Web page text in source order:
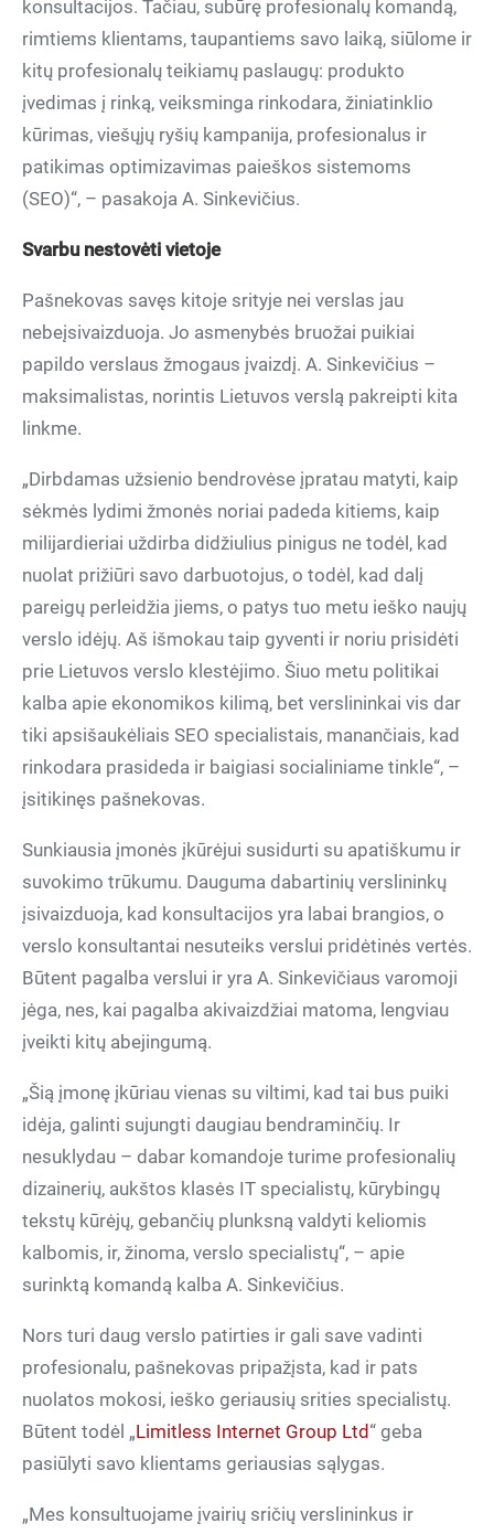
konsultacijos. Tačiau, subūrę profesionalų komandą,
rimtiems klientams, taupantiems savo laiką, siūlome ir
kitų profesionalų teikiamų paslaugų: produkto
įvedimas į rinką, veiksminga rinkodara, žiniatinklio
kūrimas, viešųjų ryšių kampanija, profesionalus ir
patikimas optimizavimas paieškos sistemoms
(SEO)“, – pasakoja A. Sinkevičius.
Svarbu nestovėti vietoje
Pašnekovas savęs kitoje srityje nei verslas jau
nebeįsivaizduoja. Jo asmenybės bruožai puikiai
papildo verslaus žmogaus įvaizdį. A. Sinkevičius –
maksimalistas, norintis Lietuvos verslą pakreipti kita
linkme.
„Dirbdamas užsienio bendrovėse įpratau matyti, kaip
sėkmės lydimi žmonės noriai padeda kitiems, kaip
milijardieriai uždirba didžiulius pinigus ne todėl, kad
nuolat prižiūri savo darbuotojus, o todėl, kad dalį
pareigų perleidžia jiems, o patys tuo metu ieško naujų
verslo idėjų. Aš išmokau taip gyventi ir noriu prisidėti
prie Lietuvos verslo klestėjimo. Šiuo metu politikai
kalba apie ekonomikos kilimą, bet verslininkai vis dar
tiki apsišaukėliais SEO specialistais, manančiais, kad
rinkodara prasideda ir baigiasi socialiniame tinkle“, –
įsitikinęs pašnekovas.
Sunkiausia įmonės įkūrėjui susidurti su apatiškumu ir
suvokimo trūkumu. Dauguma dabartinių verslininkų
įsivaizduoja, kad konsultacijos yra labai brangios, o
verslo konsultantai nesuteiks verslui pridėtinės vertės.
Būtent pagalba verslui ir yra A. Sinkevičiaus varomoji
jėga, nes, kai pagalba akivaizdžiai matoma, lengviau
įveikti kitų abejingumą.
„Šią įmonę įkūriau vienas su viltimi, kad tai bus puiki
idėja, galinti sujungti daugiau bendraminčių. Ir
nesuklydau – dabar komandoje turime profesionalių
dizainerių, aukštos klasės IT specialistų, kūrybingų
tekstų kūrėjų, gebančių plunksną valdyti keliomis
kalbomis, ir, žinoma, verslo specialistų“, – apie
surinktą komandą kalba A. Sinkevičius.
Nors turi daug verslo patirties ir gali save vadinti
profesionalu, pašnekovas pripažįsta, kad ir pats
nuolatos mokosi, ieško geriausių srities specialistų.
Būtent todėl „Limitless Internet Group Ltd “ geba
pasiūlyti savo klientams geriausias sąlygas.
„Mes konsultuojame įvairių sričių verslininkus ir